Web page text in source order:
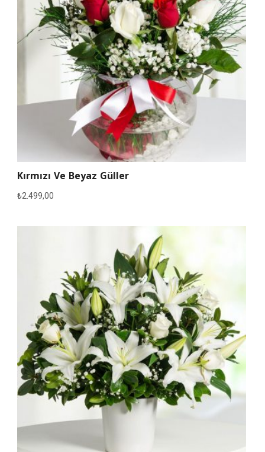
Kırmızı Ve Beyaz Güller
₺2.499,00